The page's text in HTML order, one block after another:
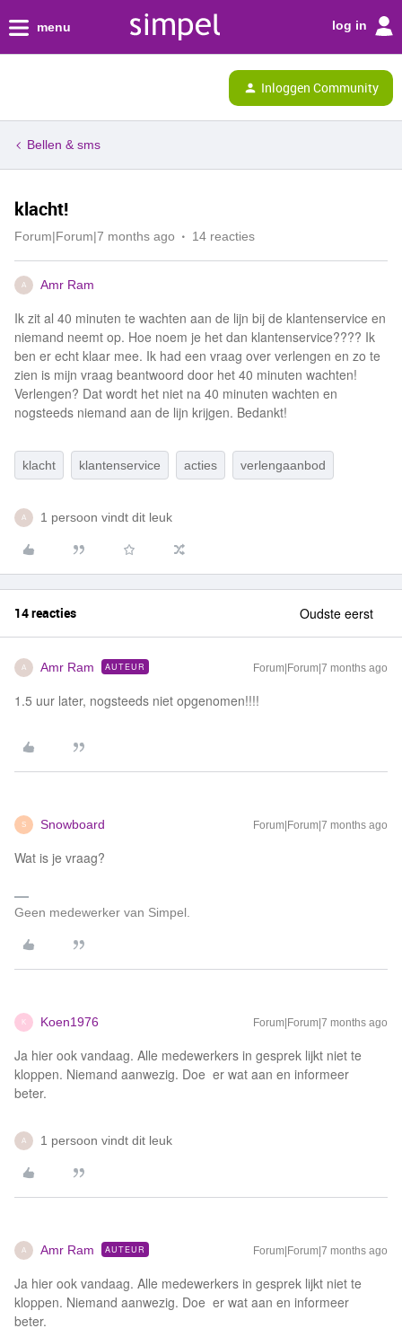
menu log in
Inloggen Community
Bellen & sms
klacht!
Forum|Forum|7 months ago 14 reacties
A Amr Ram
Ik zit al 40 minuten te wachten aan de lijn bij de klantenservice en
niemand neemt op. Hoe noem je het dan klantenservice???? Ik
ben er echt klaar mee. Ik had een vraag over verlengen en zo te
zien is mijn vraag beantwoord door het 40 minuten wachten!
Verlengen? Dat wordt het niet na 40 minuten wachten en
nogsteeds niemand aan de lijn krijgen. Bedankt!
klacht klantenservice acties verlengaanbod
A 1 persoon vindt dit leuk
14 reacties Oudste eerst
A Amr Ram AUTEUR Forum|Forum|7 months ago
1.5 uur later, nogsteeds niet opgenomen!!!!
S Snowboard Forum|Forum|7 months ago
Wat is je vraag?
Geen medewerker van Simpel.
K Koen1976 Forum|Forum|7 months ago
Ja hier ook vandaag. Alle medewerkers in gesprek lijkt niet te
kloppen. Niemand aanwezig. Doe er wat aan en informeer
beter.
A 1 persoon vindt dit leuk
A Amr Ram AUTEUR Forum|Forum|7 months ago
Ja hier ook vandaag. Alle medewerkers in gesprek lijkt niet te
kloppen. Niemand aanwezig. Doe er wat aan en informeer
beter.